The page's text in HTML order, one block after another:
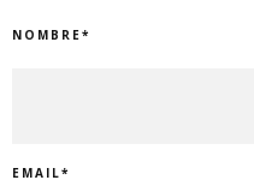
NOMBRE*
EMAIL*